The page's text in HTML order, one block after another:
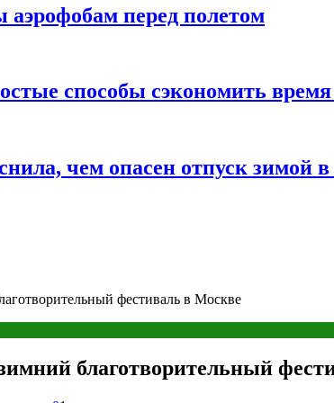
аэрофобам перед полетом
способы сэкономить
чем опасен отпуск зимой
фестиваль в Москве
благотворительный